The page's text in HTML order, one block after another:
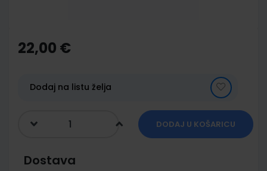
the
beginning
gallery
22,00 €
Dodaj na listu želja
DODAJ U KOŠARICU
Dostava